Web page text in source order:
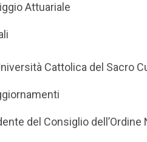
Attuariale
Cattolica del Sacro
del Consiglio